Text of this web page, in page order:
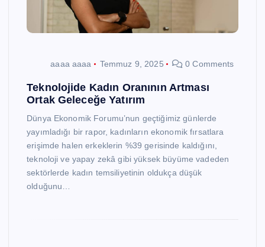
aaaa aaaa Temmuz 9, 2025 0 Comments
Teknolojide Kadın Oranının Artması
Ortak Geleceğe Yatırım
Dünya Ekonomik Forumu’nun geçtiğimiz günlerde
yayımladığı bir rapor, kadınların ekonomik fırsatlara
erişimde halen erkeklerin %39 gerisinde kaldığını,
teknoloji ve yapay zekâ gibi yüksek büyüme vadeden
sektörlerde kadın temsiliyetinin oldukça düşük
olduğunu…